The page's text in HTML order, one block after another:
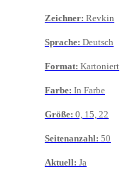
Zeichner: Revkin
Sprache: Deutsch
Format: Kartoniert
Farbe: In Farbe
Größe: 0, 15, 22
Seitenanzahl: 50
Aktuell: Ja